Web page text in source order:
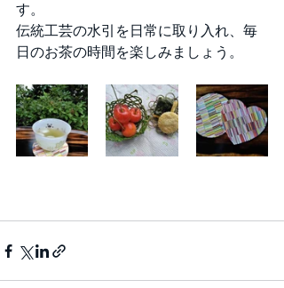
す。
伝統工芸の水引を日常に取り入れ、毎
日のお茶の時間を楽しみましょう。